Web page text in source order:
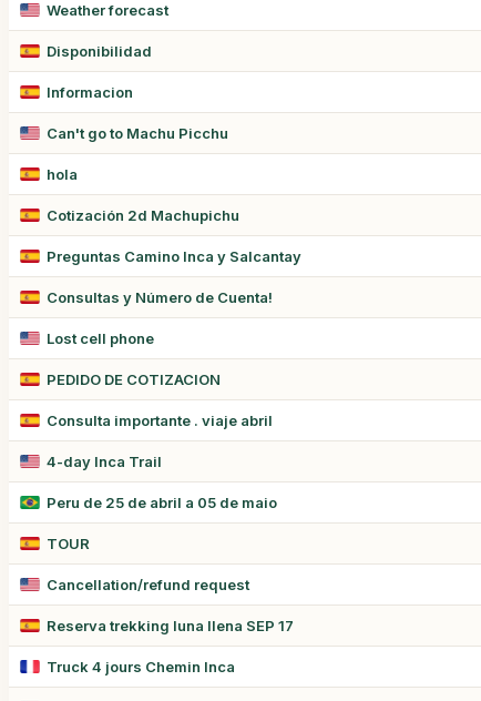
Weather forecast
Disponibilidad
Informacion
Can't go to Machu Picchu
hola
Cotización 2d Machupichu
Preguntas Camino Inca y Salcantay
Consultas y Número de Cuenta!
Lost cell phone
PEDIDO DE COTIZACION
Consulta importante . viaje abril
4-day Inca Trail
Peru de 25 de abril a 05 de maio
TOUR
Cancellation/refund request
Reserva trekking luna llena SEP 17
Truck 4 jours Chemin Inca